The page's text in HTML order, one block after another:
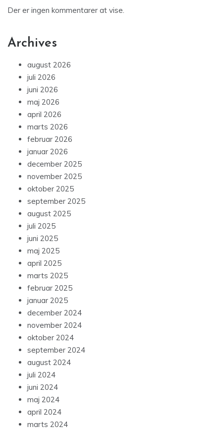
Der er ingen kommentarer at vise.
Archives
august 2026
juli 2026
juni 2026
maj 2026
april 2026
marts 2026
februar 2026
januar 2026
december 2025
november 2025
oktober 2025
september 2025
august 2025
juli 2025
juni 2025
maj 2025
april 2025
marts 2025
februar 2025
januar 2025
december 2024
november 2024
oktober 2024
september 2024
august 2024
juli 2024
juni 2024
maj 2024
april 2024
marts 2024